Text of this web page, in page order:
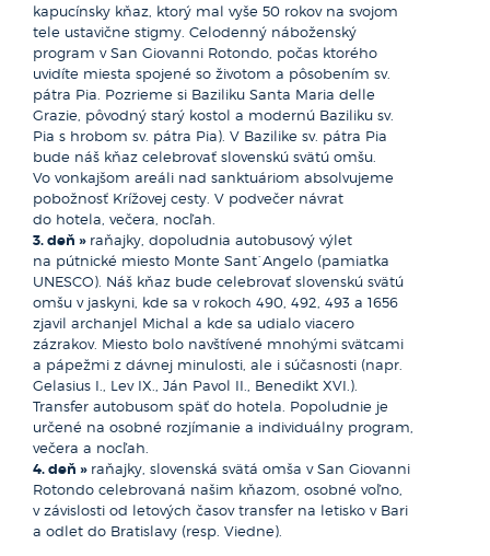
kapucínsky kňaz, ktorý mal vyše 50 rokov na svojom
tele ustavične stigmy. Celodenný náboženský
program v San Giovanni Rotondo, počas ktorého
uvidíte miesta spojené so životom a pôsobením sv.
pátra Pia. Pozrieme si Baziliku Santa Maria delle
Grazie, pôvodný starý kostol a modernú Baziliku sv.
Pia s hrobom sv. pátra Pia). V Bazilike sv. pátra Pia
bude náš kňaz celebrovať slovenskú svätú omšu.
Vo vonkajšom areáli nad sanktuáriom absolvujeme
pobožnosť Krížovej cesty. V podvečer návrat
do hotela, večera, nocľah.
3. deň »raňajky, dopoludnia autobusový výlet
na pútnické miesto Monte Sant´Angelo (pamiatka
UNESCO). Náš kňaz bude celebrovať slovenskú svätú
omšu v jaskyni, kde sa v rokoch 490, 492, 493 a 1656
zjavil archanjel Michal a kde sa udialo viacero
zázrakov. Miesto bolo navštívené mnohými svätcami
a pápežmi z dávnej minulosti, ale i súčasnosti (napr.
Gelasius I., Lev IX., Ján Pavol II., Benedikt XVI.).
Transfer autobusom späť do hotela. Popoludnie je
určené na osobné rozjímanie a individuálny program,
večera a nocľah.
4. deň »raňajky, slovenská svätá omša v San Giovanni
Rotondo celebrovaná našim kňazom, osobné voľno,
v závislosti od letových časov transfer na letisko v Bari
a odlet do Bratislavy (resp. Viedne).